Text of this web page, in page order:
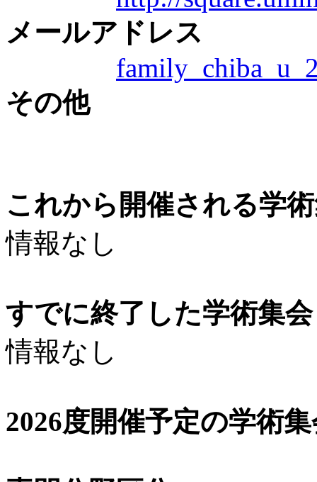
メールアドレス
その他
これから開催される学
情報なし
すでに終了した学術集
情報なし
2026度開催予定の学術